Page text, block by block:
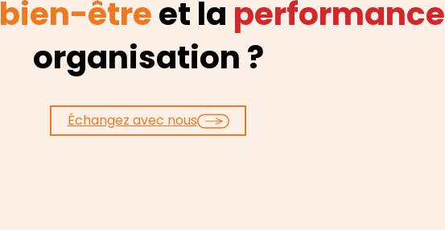
bien-êtreet la performance
organisation ?
Échangez avec nous